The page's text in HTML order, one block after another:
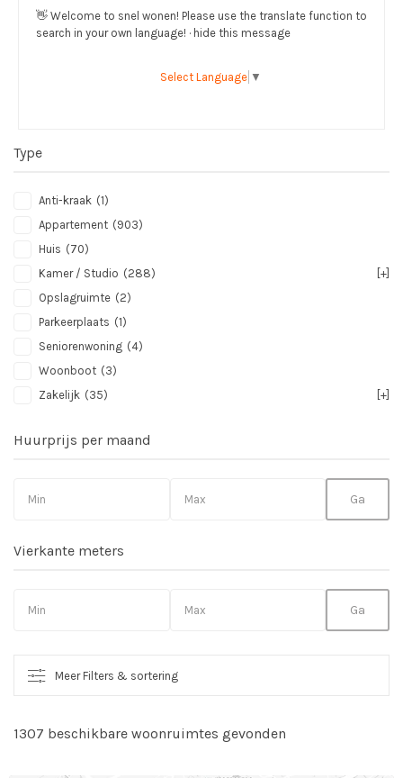
👋 Welcome to snel wonen! Please use the translate function to
search in your own language! · hide this message
Select Language ▼
Type
Anti-kraak (1)
Appartement (903)
Huis (70)
Kamer / Studio (288)
[+]
Opslagruimte (2)
Parkeerplaats (1)
Seniorenwoning (4)
Woonboot (3)
Zakelijk (35) [+]
Huurprijs per maand
Vierkante meters
Meer Filters & sortering
1307 beschikbare woonruimtes gevonden